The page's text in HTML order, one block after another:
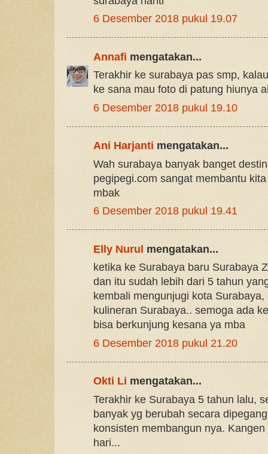
6 Desember 2018 pukul 19.07
Annafi mengatakan...
Terakhir ke surabaya pas smp,
ke sana mau foto di patung hiunya
6 Desember 2018 pukul 19.10
Ani Harjanti mengatakan...
Wah surabaya banyak banget
pegipegi.com sangat membantu
mbak
6 Desember 2018 pukul 19.41
Elly Nurul mengatakan...
ketika ke Surabaya baru Surabaya
dan itu sudah lebih dari 5 tahun
kembali mengunjugi kota
kulineran Surabaya.. semoga ada
bisa berkunjung kesana ya mba
6 Desember 2018 pukul 21.20
Okti Li mengatakan...
Terakhir ke Surabaya 5 tahun lalu,
banyak yg berubah secara
konsisten membangun nya.
hari...